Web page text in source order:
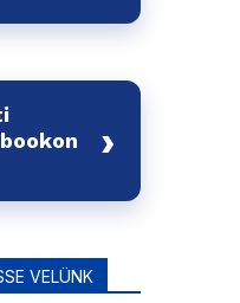
›
VELÜNK